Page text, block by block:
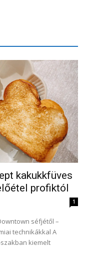
kakukkfüves
profiktól
1
séfjétől –
technikákkal A
kiemelt